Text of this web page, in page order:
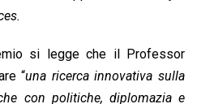
si legge che il Professor
“una ricerca innovativa sulla
con politiche, diplomazia e